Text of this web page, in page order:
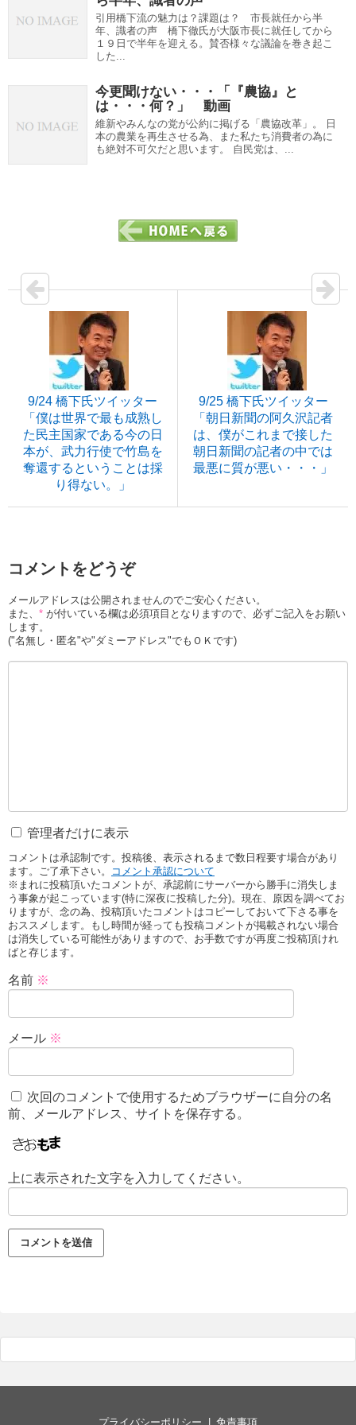
引用橋下流の魅力は？課題は？ 市長就任から半
年、識者の声 橋下徹氏が大阪市長に就任してから
１９日で半年を迎える。賛否様々な議論を巻き起こ
した...
今更聞けない・・・「『農協』と
は・・・何？」 動画
維新やみんなの党が公約に掲げる「農協改革」。 日
本の農業を再生させる為、また私たち消費者の為に
も絶対不可欠だと思います。 自民党は、...
9/24 橋下氏ツイッター
「僕は世界で最も成熟し
た民主国家である今の日
本が、武力行使で竹島を
奪還するということは採
り得ない。」
9/25 橋下氏ツイッター
「朝日新聞の阿久沢記者
は、僕がこれまで接した
朝日新聞の記者の中では
最悪に質が悪い・・・」
コメントをどうぞ
メールアドレスは公開されませんのでご安心ください。
また、 * が付いている欄は必須項目となりますので、必ずご記入をお願い
します。
("名無し・匿名"や"ダミーアドレス"でもＯＫです)
管理者だけに表示
コメントは承認制です。投稿後、表示されるまで数日程要す場合があり
ます。ご了承下さい。
コメント承認について
※まれに投稿頂いたコメントが、承認前にサーバーから勝手に消失しま
う事象が起こっています(特に深夜に投稿した分)。現在、原因を調べてお
りますが、念の為、投稿頂いたコメントはコピーしておいて下さる事を
おススメします。もし時間が経っても投稿コメントが掲載されない場合
は消失している可能性がありますので、お手数ですが再度ご投稿頂けれ
ばと存じます。
名前 ※
メール ※
次回のコメントで使用するためブラウザーに自分の名
前、メールアドレス、サイトを保存する。
上に表示された文字を入力してください。
プライバシーポリシー 免責事項